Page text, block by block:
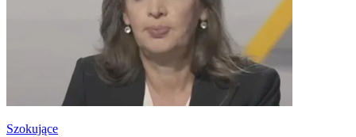
Szokujące